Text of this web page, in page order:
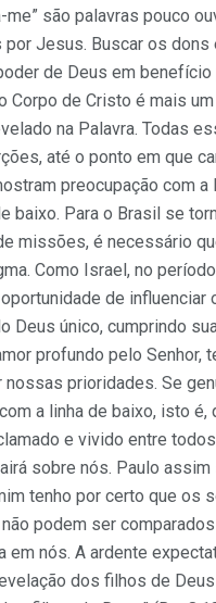
me” são palavras pouco
por Jesus. Buscar os dons
de Deus em benefício
Corpo de Cristo é mais
na Palavra. Todas
até o ponto em que
preocupação com a
baixo. Para o Brasil se
missões, é necessário
Como Israel, no
de influenciar
Deus único, cumprindo
profundo pelo Senhor,
prioridades. Se
a linha de baixo, isto é,
e vivido entre
sobre nós. Paulo
tenho por certo que os
podem ser
em nós. A ardente
dos filhos de